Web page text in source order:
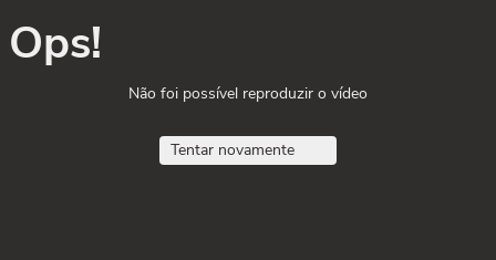
Ops!
Não foi possível reproduzir o vídeo
Tentar novamente